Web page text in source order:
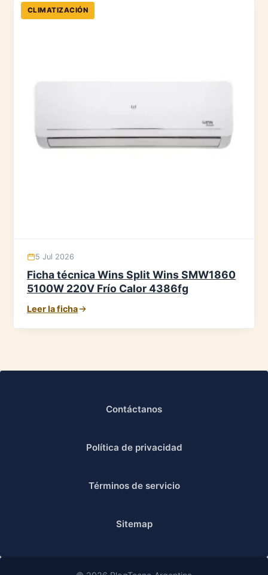
CLIMATIZACIÓN
5 Jul 2026
Ficha técnica Wins Split Wins SMW1860
5100W 220V Frío Calor 4386fg
Leer la ficha
Contáctanos
Política de privacidad
Términos de servicio
Sitemap